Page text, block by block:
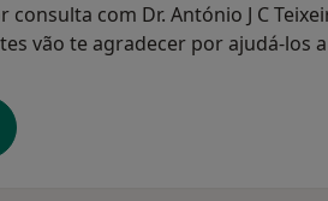
consulta com Dr. António J C
vão te agradecer por ajudá-los